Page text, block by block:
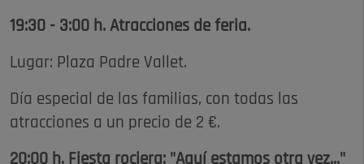
19:30 - 3:00 h. Atracciones de feria.
Lugar: Plaza Padre Vallet.
Día especial de las familias, con todas las
atracciones a un precio de 2 €.
20:00 h. Fiesta rociera: "Aquí estamos otra vez..."